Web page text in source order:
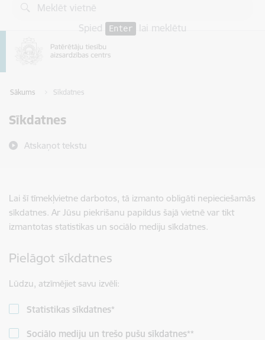
Pāriet uz lapas saturu
Spied
Enter lai meklētu
Sākums Sīkdatnes
Sīkdatnes
Atskaņot tekstu
Lai šī tīmekļvietne darbotos, tā izmanto obligāti nepieciešamās
sīkdatnes. Ar Jūsu piekrišanu papildus šajā vietnē var tikt
izmantotas statistikas un sociālo mediju sīkdatnes.
Pielāgot sīkdatnes
Lūdzu, atzīmējiet savu izvēli:
Statistikas sīkdatnes*
Sociālo mediju un trešo pušu sīkdatnes**